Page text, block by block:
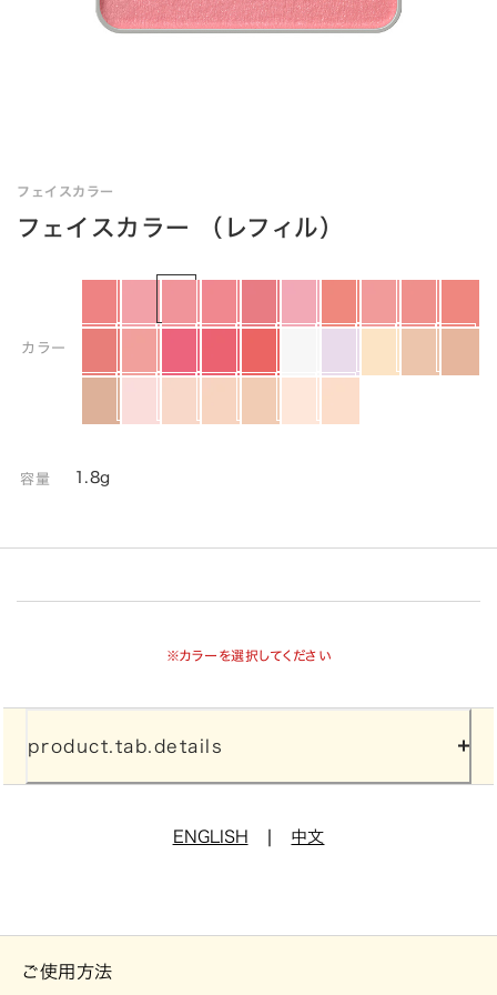
フェイスカラー
フェイスカラー （レフィル）
カラー
容量 1.8g
※カラーを選択してください
product.tab.details
ENGLISH 中文
ご使用方法